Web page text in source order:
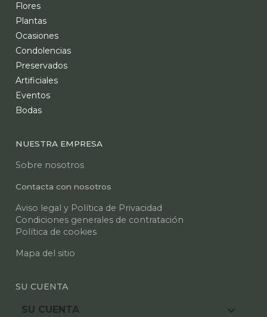
Flores
Plantas
Ocasiones
Condolencias
Preservados
Artificiales
Eventos
Bodas
NUESTRA EMPRESA
Sobre nosotros
Contacta con nosotros
Aviso legal y Política de Privacidad
Condiciones generales de contratación
Política de cookies
Mapa del sitio
SU CUENTA
SU CUENTA 